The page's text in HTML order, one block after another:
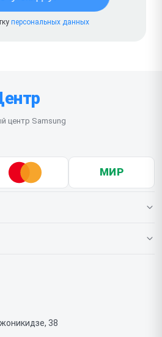
персональных данных
центр Samsung
МИР
38